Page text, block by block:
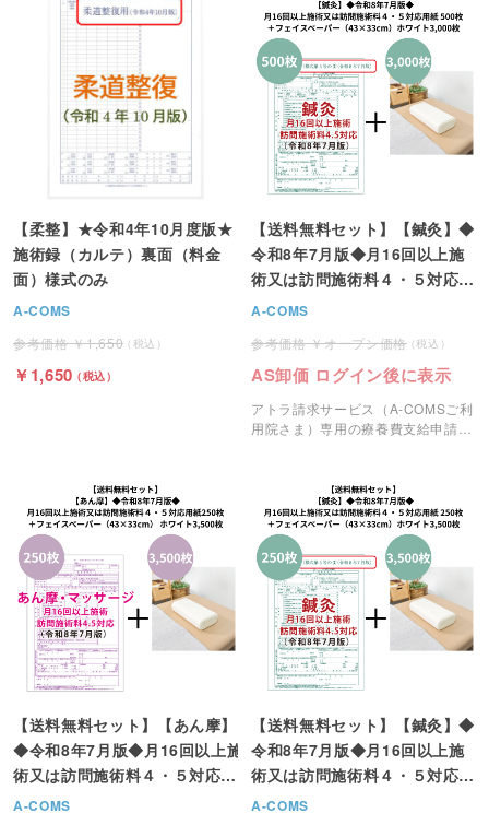
【柔整】★令和4年10月度版★
施術録（カルテ）裏面（料金
面）様式のみ
A-COMS
1,650
1,650
【送料無料セット】【鍼灸】◆
令和8年7月版◆月16回以上施
術又は訪問施術料４・５対応用
紙 500枚＋フェイスペーパー
枚
A-COMS
オープン価格
AS卸価 ログイン後に表示
アトラ請求サービス（A-COMSご利
用院さま）専用の療養費支給申請書
【送料無料セット】【あん摩】
◆令和8年7月版◆月16回以上施
術又は訪問施術料４・５対応用
紙250枚＋フェイスペーパー
A-COMS
【送料無料セット】【鍼灸】◆
令和8年7月版◆月16回以上施
術又は訪問施術料４・５対応用
紙 250枚＋フェイスペーパー
A-COMS